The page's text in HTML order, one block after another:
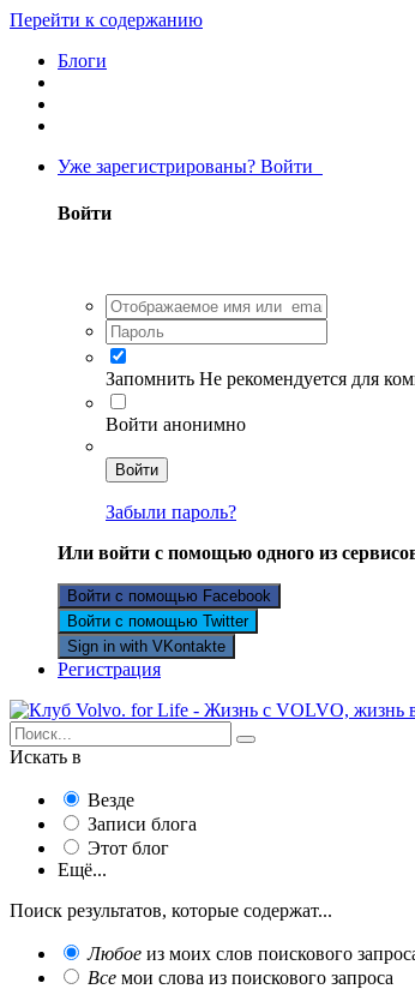
Перейти к содержанию
Блоги
Уже зарегистрированы? Войти
Войти
Запомнить Не рекомендуется для
Войти анонимно
Войти
Забыли пароль?
Или войти с помощью одного из
Войти с помощью Facebook
Войти с помощью Twitter
Sign in with VKontakte
Регистрация
Искать в
Везде
Записи блога
Этот блог
Ещё...
Поиск результатов, которые содержат...
Любое из моих слов поискового
Все мои слова из поискового запроса